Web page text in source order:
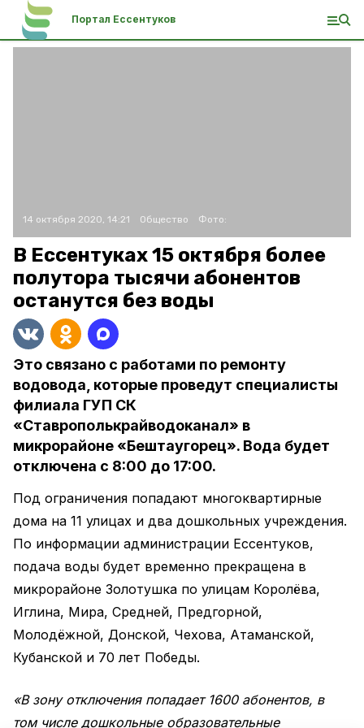
Портал Ессентуков
14 октября 2020, 14:21 Общество Фото:
В Ессентуках 15 октября более
полутора тысячи абонентов
останутся без воды
Это связано с работами по ремонту
водовода, которые проведут специалисты
филиала ГУП СК
«Ставрополькрайводоканал» в
микрорайоне «Бештаугорец». Вода будет
отключена с 8:00 до 17:00.
Под ограничения попадают многоквартирные
дома на 11 улицах и два дошкольных учреждения.
По информации администрации Ессентуков,
подача воды будет временно прекращена в
микрорайоне Золотушка по улицам Королёва,
Иглина, Мира, Средней, Предгорной,
Молодёжной, Донской, Чехова, Атаманской,
Кубанской и 70 лет Победы.
«В зону отключения попадает 1600 абонентов, в
том числе дошкольные образовательные